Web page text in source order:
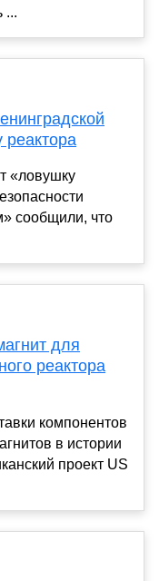
...
«ловушку
сообщили, что
для
реактора
компонентов
в истории
проект US